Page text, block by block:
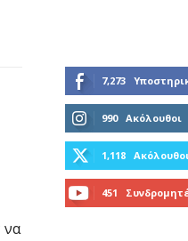
να
7,273
990 Ακόλουθοι
1,118
451